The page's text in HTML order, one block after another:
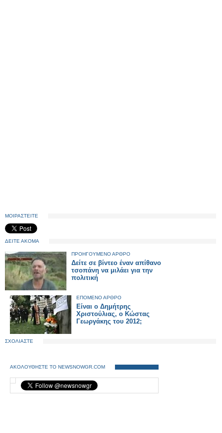
ΜΟΙΡΑΣΤΕΙΤΕ
ΔΕΙΤΕ ΑΚΟΜΑ
ΠΡΟΗΓΟΥΜΕΝΟ ΑΡΘΡΟ
Δείτε σε βίντεο έναν απίθανο
τσοπάνη να μιλάει για την
πολιτική
ΕΠΟΜΕΝΟ ΑΡΘΡΟ
Είναι ο Δημήτρης
Χριστούλιας, ο Κώστας
Γεωργάκης του 2012;
ΣΧΟΛΙΑΣΤΕ
ΑΚΟΛΟΥΘΗΣΤΕ ΤΟ NEWSNOWGR.COM